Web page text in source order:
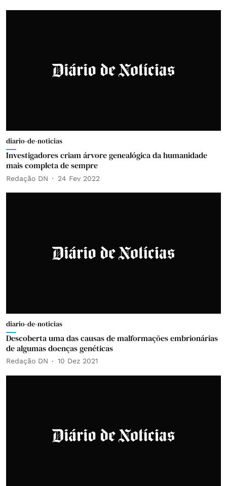
diario-de-noticias
Investigadores criam árvore genealógica da humanidade
mais completa de sempre
Redação DN 24 Fev 2022
diario-de-noticias
Descoberta uma das causas de malformações embrionárias
de algumas doenças genéticas
Redação DN 10 Dez 2021